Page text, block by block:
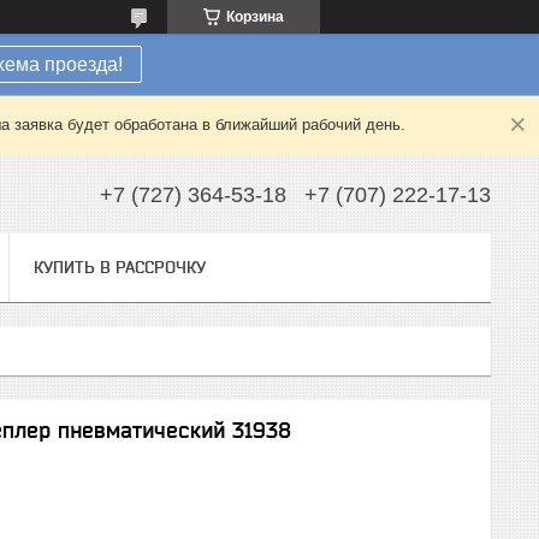
Корзина
проезда!
будет обработана в ближайший рабочий день.
+7 (727) 364-53-18 +7 (707) 222-17-13
КУПИТЬ В РАССРОЧКУ
пневматический 31938